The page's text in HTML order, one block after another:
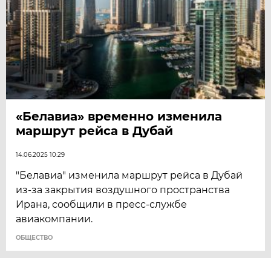
«Белавиа» временно изменила
маршрут рейса в Дубай
14.06.2025 10:29
"Белавиа" изменила маршрут рейса в Дубай
из-за закрытия воздушного пространства
Ирана, сообщили в пресс-службе
авиакомпании.
ОБЩЕСТВО